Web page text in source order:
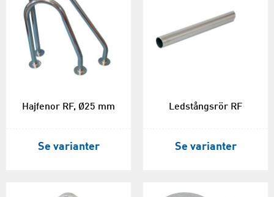
Hajfenor RF, Ø25 mm
Se varianter
Ledstångsrör RF
Se varianter